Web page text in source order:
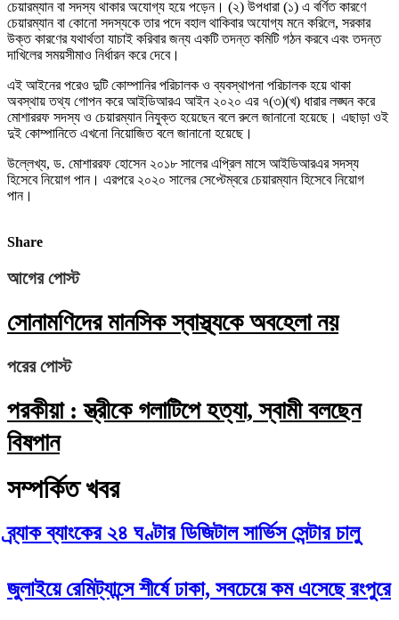
চেয়ারম্যান বা সদস্য থাকার অযোগ্য হয়ে পড়েন। (২) উপধারা (১) এ বর্ণিত কারণে
চেয়ারম্যান বা কোনো সদস্যকে তার পদে বহাল থাকিবার অযোগ্য মনে করিলে, সরকার
উক্ত কারণের যথার্থতা যাচাই করিবার জন্য একটি তদন্ত কমিটি গঠন করবে এবং তদন্ত
দাখিলের সময়সীমাও নির্ধারন করে দেবে।
এই আইনের পরেও দুটি কোম্পানির পরিচালক ও ব্যবস্থাপনা পরিচালক হয়ে থাকা
অবস্থায় তথ্য গোপন করে আইডিআরএ আইন ২০২০ এর ৭(৩)(খ) ধারার লঙ্ঘন করে
মোশাররফ সদস্য ও চেয়ারম্যান নিযুক্ত হয়েছেন বলে রুলে জানানো হয়েছে। এছাড়া ওই
দুই কোম্পানিতে এখনো নিয়োজিত বলে জানানো হয়েছে।
উল্লেখ্য, ড. মোশাররফ হোসেন ২০১৮ সালের এপ্রিল মাসে আইডিআরএর সদস্য
হিসেবে নিয়োগ পান। এরপরে ২০২০ সালের সেপ্টেম্বরে চেয়ারম্যান হিসেবে নিয়োগ
পান।
Share
আগের পোস্ট
সোনামণিদের মানসিক স্বাস্থ্যকে অবহেলা নয়
পরের পোস্ট
পরকীয়া : স্ত্রীকে গলাটিপে হত্যা, স্বামী বলছেন
বিষপান
সম্পর্কিত খবর
ব্র্যাক ব্যাংকের ২৪ ঘণ্টার ডিজিটাল সার্ভিস সেন্টার চালু
জুলাইয়ে রেমিট্যান্সে শীর্ষে ঢাকা, সবচেয়ে কম এসেছে রংপুরে